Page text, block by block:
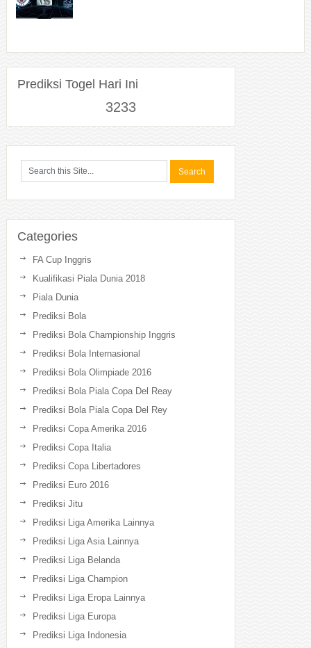
Prediksi Togel Hari Ini
3233
Categories
FA Cup Inggris
Kualifikasi Piala Dunia 2018
Piala Dunia
Prediksi Bola
Prediksi Bola Championship Inggris
Prediksi Bola Internasional
Prediksi Bola Olimpiade 2016
Prediksi Bola Piala Copa Del Reay
Prediksi Bola Piala Copa Del Rey
Prediksi Copa Amerika 2016
Prediksi Copa Italia
Prediksi Copa Libertadores
Prediksi Euro 2016
Prediksi Jitu
Prediksi Liga Amerika Lainnya
Prediksi Liga Asia Lainnya
Prediksi Liga Belanda
Prediksi Liga Champion
Prediksi Liga Eropa Lainnya
Prediksi Liga Europa
Prediksi Liga Indonesia